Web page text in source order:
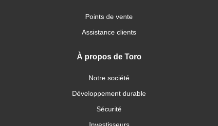
Points de vente
Assistance clients
À propos de Toro
Notre société
Développement durable
Sécurité